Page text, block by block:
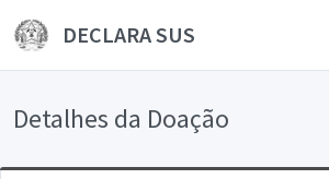
DECLARA SUS
Detalhes da Doação